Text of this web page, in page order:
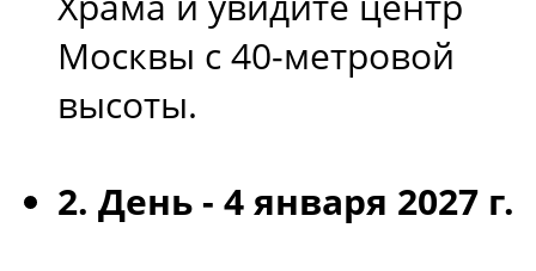
Москвы с 40-метровой
высоты.
2. День - 4 января 2027 г.